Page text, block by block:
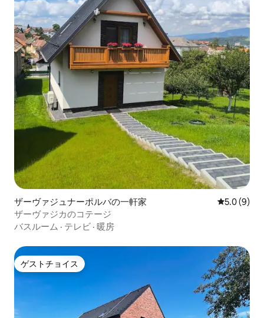
ザーヴァジュナーポルバの一軒家 レビュー9
5.0 (9)
ザーヴァジカのコテージ
バスルーム · テレビ · 暖房
ゲストチョイス
ゲストチョイス